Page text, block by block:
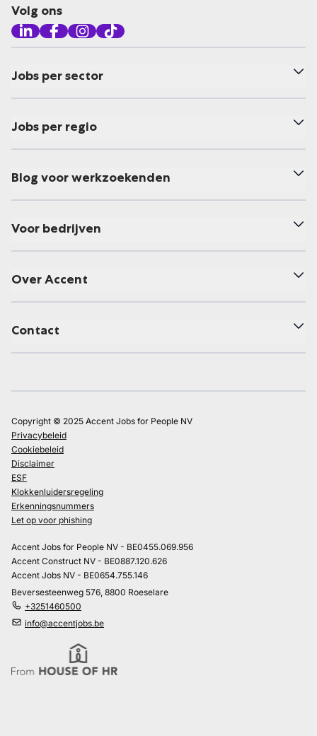
Volg ons
Jobs per sector
Jobs per regio
Blog voor werkzoekenden
Voor bedrijven
Over Accent
Contact
Copyright © 2025 Accent Jobs for People NV
Privacybeleid
Cookiebeleid
Disclaimer
ESF
Klokkenluidersregeling
Erkenningsnummers
Let op voor phishing
Accent Jobs for People NV - BE0455.069.956
Accent Construct NV - BE0887.120.626
Accent Jobs NV - BE0654.755.146
Beversesteenweg 576, 8800 Roeselare
+3251460500
info@accentjobs.be